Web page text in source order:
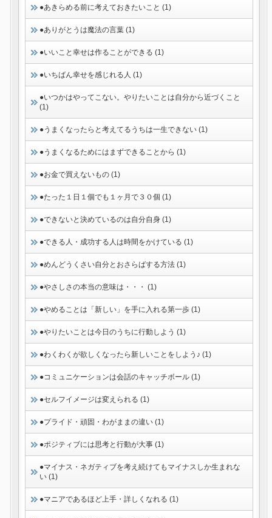
●あきらめる前に考えておきたいこと (1)
●ありがとうは魔法の言葉 (1)
●いいこと幸せは作ることができる (1)
●いちばん幸せを感じれる人 (1)
●いつかはやってこない。やりたいことは自分から近づくこと
(1)
●うまくなったらと考えてるうちは一生できない (1)
●うまくなるためにはまずできることから (1)
●お金で買えないもの (1)
●たった１日１個でも１ヶ月で３０個 (1)
●できないと決めているのは自分自身 (1)
●できる人・成功する人は時間をかけている (1)
●めんどうくさい自分とおさらばする方法 (1)
●やさしさの本当の意味は・・・ (1)
●やめることは「新しい」を手に入れる第一歩 (1)
●やりたいことは今日のうちに行動しよう (1)
●わくわくが欲しくなったら新しいことをしよう♪ (1)
●コミュニケーションは会話のキャッチボール (1)
●セルフイメージは変えられる (1)
●プライド・頑固・わがままの違い (1)
●ポジティブには思考と行動が大事 (1)
●マイナス・ネガティブを考え続けてもマイナスしか生まれな
い (1)
●マニアであるほど上手・詳しくなれる (1)